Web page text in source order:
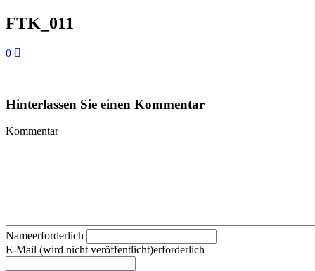
FTK_011
0
Hinterlassen Sie einen Kommentar
Kommentar
Nameerforderlich
E-Mail (wird nicht veröffentlicht)erforderlich